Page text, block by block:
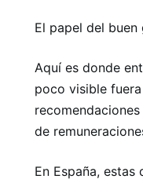
El papel del
Aquí es donde
poco visible
de
En España,